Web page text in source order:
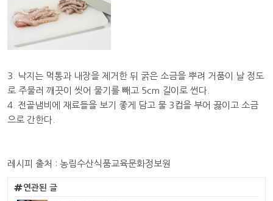
3. 낙지는 먹통과 내장을 제거한 뒤 굵은 소금을 뿌려 거품이 날 정도
로 주물러 깨끗이 씻어 물기를 빼고 5cm 길이로 썬다.
4. 전골냄비에 재료들을 보기 좋게 담고 물 3컵을 부어 끓이고 소금
으로 간한다.
레시피 출처 : 농림수산식품교육문화정보원
연관된 글